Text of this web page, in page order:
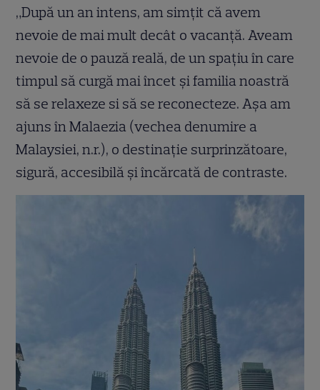
„După un an intens, am simțit că avem
nevoie de mai mult decât o vacanță. Aveam
nevoie de o pauză reală, de un spațiu în care
timpul să curgă mai încet și familia noastră
să se relaxeze si să se reconecteze. Așa am
ajuns în Malaezia (vechea denumire a
Malaysiei, n.r.), o destinație surprinzătoare,
sigură, accesibilă și încărcată de contraste.